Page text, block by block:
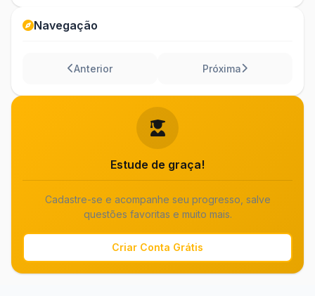
Navegação
Anterior Próxima
Estude de graça!
Cadastre-se e acompanhe seu progresso, salve
questões favoritas e muito mais.
Criar Conta Grátis